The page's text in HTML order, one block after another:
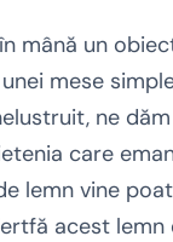
mână un
mese
ne
care
lemn vine
acest lemn